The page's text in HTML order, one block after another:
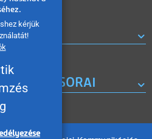
kérjük
MŰSORAI